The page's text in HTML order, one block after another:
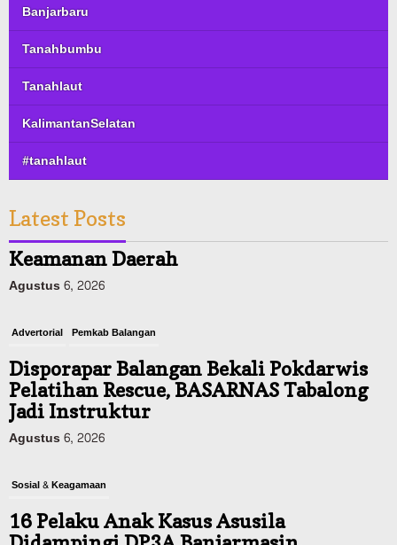
Banjarbaru
Tanahbumbu
Tanahlaut
KalimantanSelatan
#tanahlaut
Latest Posts
Pelatihan Rescue, BASARNAS Tabalong
Agustus 6, 2026
Sosial & Keagamaan
Didampingi DP3A Banjarmasin,
Agustus 6, 2026